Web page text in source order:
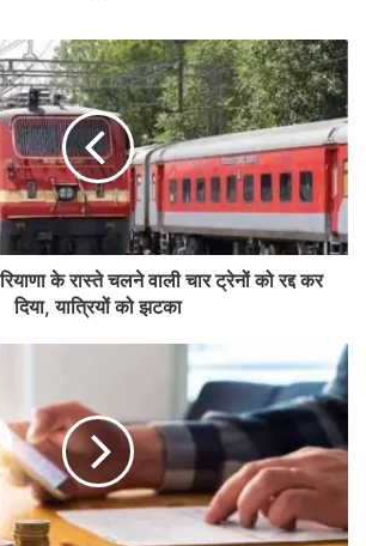
के रास्ते चलने वाली चार ट्रेनों को रद्द कर
दिया, यात्रियों को झटका